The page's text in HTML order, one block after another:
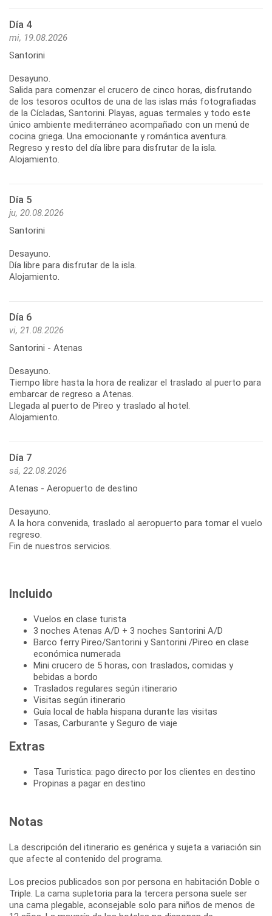
Día 4
mi, 19.08.2026
Santorini
Desayuno.
Salida para comenzar el crucero de cinco horas, disfrutando
de los tesoros ocultos de una de las islas más fotografiadas
de la Cícladas, Santorini. Playas, aguas termales y todo este
único ambiente mediterráneo acompañado con un menú de
cocina griega. Una emocionante y romántica aventura.
Regreso y resto del día libre para disfrutar de la isla.
Alojamiento.
Día 5
ju, 20.08.2026
Santorini
Desayuno.
Día libre para disfrutar de la isla.
Alojamiento.
Día 6
vi, 21.08.2026
Santorini - Atenas
Desayuno.
Tiempo libre hasta la hora de realizar el traslado al puerto para
embarcar de regreso a Atenas.
Llegada al puerto de Pireo y traslado al hotel.
Alojamiento.
Día 7
sá, 22.08.2026
Atenas - Aeropuerto de destino
Desayuno.
A la hora convenida, traslado al aeropuerto para tomar el vuelo
regreso.
Fin de nuestros servicios.
Incluido
Vuelos en clase turista
3 noches Atenas A/D + 3 noches Santorini A/D
Barco ferry Pireo/Santorini y Santorini /Pireo en clase
económica numerada
Mini crucero de 5 horas, con traslados, comidas y
bebidas a bordo
Traslados regulares según itinerario
Visitas según itinerario
Guía local de habla hispana durante las visitas
Tasas, Carburante y Seguro de viaje
Extras
Tasa Turistica: pago directo por los clientes en destino
Propinas a pagar en destino
Notas
La descripción del itinerario es genérica y sujeta a variación sin
que afecte al contenido del programa.
Los precios publicados son por persona en habitación Doble o
Triple. La cama supletoria para la tercera persona suele ser
una cama plegable, aconsejable solo para niños de menos de